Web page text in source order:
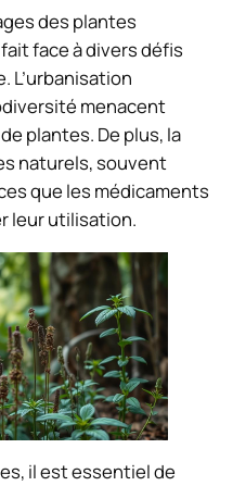
des plantes
face à divers défis
L’urbanisation
menacent
plantes. De plus, la
naturels, souvent
que les médicaments
leur utilisation.
il est essentiel de